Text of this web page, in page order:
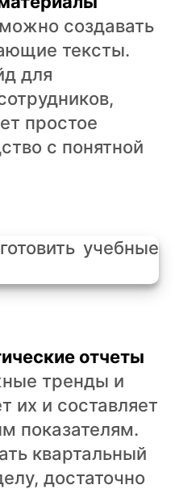
создавать
тексты.
для
простое
с понятной
отчеты
тренды и
их и составляет
показателям.
квартальный
достаточно